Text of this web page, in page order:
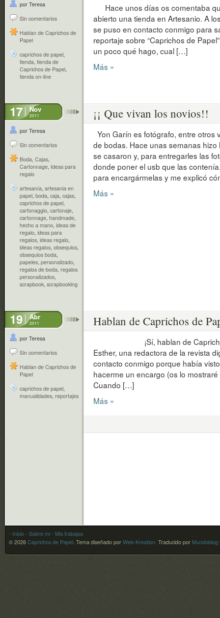
por Teresa
Sin comentarios
Hablan de Caprichos de
Papel
caprichos de papel,
tienda, tienda de
Caprichos de Papel,
tienda on-line
Hace unos días os comentaba
abierto una tienda en Artesanio. A
se puso en contacto conmigo para
reportaje sobre “Caprichos de
un poco qué hago, cual […]
Más »
17 Nov
2011
por Teresa
Sin comentarios
Boda, Cajas,
Cartonnage, Ideas para
regalo
artesanía, artesania en
papel, boda, caja, cajas,
caprichos de papel,
cartonaggio, cartonaje,
cartonnage, handmade,
hecho a mano, ideas de
regalo, ideas para
regalos, ideas regalo,
ideas regalos, obsequios,
obsequios boda,
papeles, personalizado,
regalos de boda, regalos
personalizados,
scrapbook, scrapbooking
¡¡ Que vivan los novios!!
Yon Garín es fotógrafo, entre otros
de bodas. Hace unas semanas
se casaron y, para entregarles las
donde poner el usb que las
para encargármelas y me explicó
Más »
19 Abr
2011
por Teresa
Sin comentarios
Hablan de Caprichos de
Papel
caprichos de papel,
manualidades, reportajes
Hablan de Caprichos de
¡Sí, hablan de Caprichos
Esther, una redactora de la revista
contacto conmigo porque había
hacerme un encargo (os lo
Cuando […]
Más »
- Inicio - Sobre mi - Mis trabajos
© 2026 Caprichos de Papel. Tema diseñado por Web-Kreation. Traducido por Mundoblog